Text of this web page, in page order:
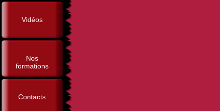
Vidéos
Nos
formations
Contacts